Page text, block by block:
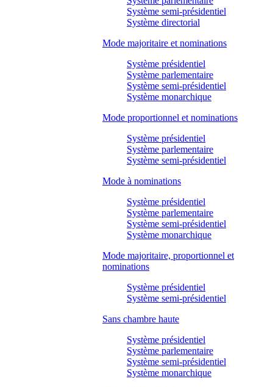
Système semi-présidentiel
Système directorial
Mode majoritaire et nominations
Système présidentiel
Système parlementaire
Système semi-présidentiel
Système monarchique
Mode proportionnel et nominations
Système présidentiel
Système parlementaire
Système semi-présidentiel
Mode à nominations
Système présidentiel
Système parlementaire
Système semi-présidentiel
Système monarchique
Mode majoritaire, proportionnel et
nominations
Système présidentiel
Système semi-présidentiel
Sans chambre haute
Système présidentiel
Système parlementaire
Système semi-présidentiel
Système monarchique